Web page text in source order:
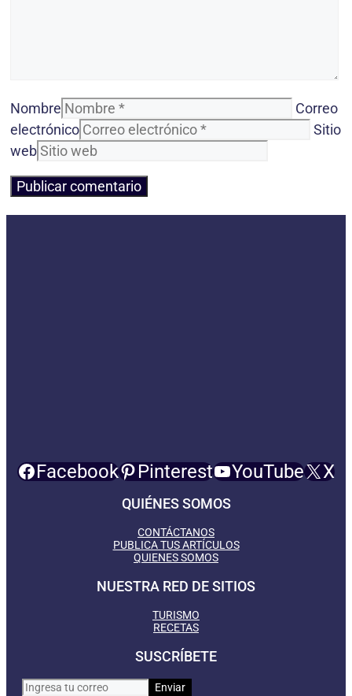
Nombre
Correo
electrónico
Sitio
web
Facebook Pinterest YouTube X
QUIÉNES SOMOS
CONTÁCTANOS
PUBLICA TUS ARTÍCULOS
QUIENES SOMOS
NUESTRA RED DE SITIOS
TURISMO
RECETAS
SUSCRÍBETE